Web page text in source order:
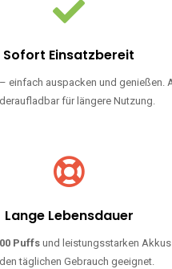
Sofort Einsatzbereit
einfach auspacken und genießen.
für längere Nutzung.
Lange Lebensdauer
Puffs und leistungsstarken
täglichen Gebrauch geeignet.